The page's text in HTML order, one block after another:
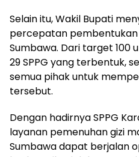
Selain itu, Wakil Bupati
percepatan pembentukan
Sumbawa. Dari target 100
29 SPPG yang terbentuk,
semua pihak untuk
tersebut.
Dengan hadirnya SPPG
layanan pemenuhan gizi
Sumbawa dapat berjalan